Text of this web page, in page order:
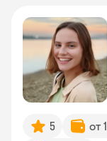
5 от